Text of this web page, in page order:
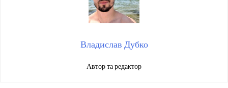
Владислав Дубко
Автор та редактор